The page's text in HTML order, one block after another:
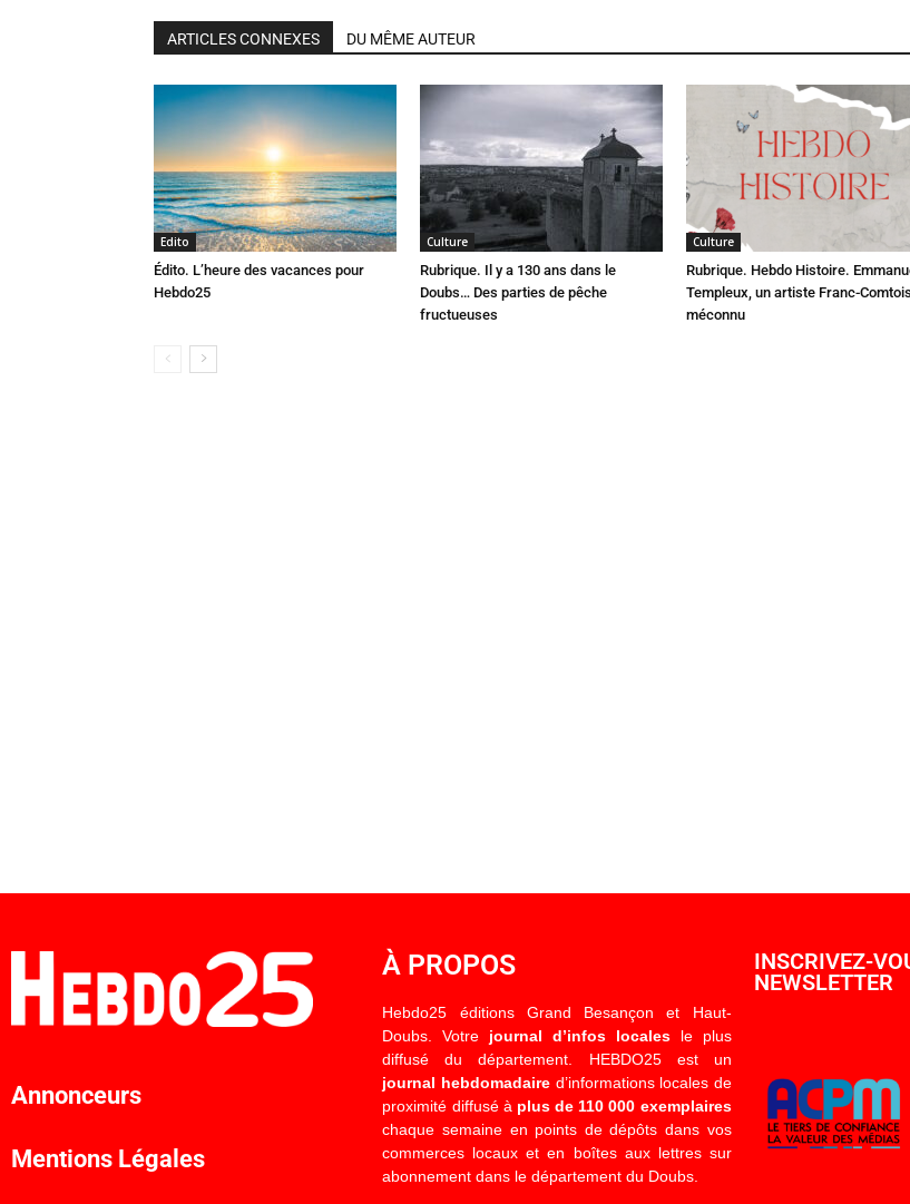
ARTICLES CONNEXES DU MÊME AUTEUR
Edito
Édito. L’heure des vacances pour
Hebdo25
Culture
Rubrique. Il y a 130 ans dans le
Doubs… Des parties de pêche
fructueuses
Culture
Rubrique. Hebdo Histoire.
Templeux, un artiste Franc-Comtois
méconnu
Annonceurs
Mentions Légales
À PROPOS
Hebdo25 éditions Grand Besançon et Haut-
Doubs. Votre journal d’infos localesle plus
diffusé du département. HEBDO25 est un
journal hebdomadaired’informations locales de
proximité diffusé à plus de 110 000 exemplaires
chaque semaine en points de dépôts dans vos
commerces locaux et en boîtes aux lettres sur
abonnement dans le département du Doubs.
INSCRIVEZ-
NEWSLETTER